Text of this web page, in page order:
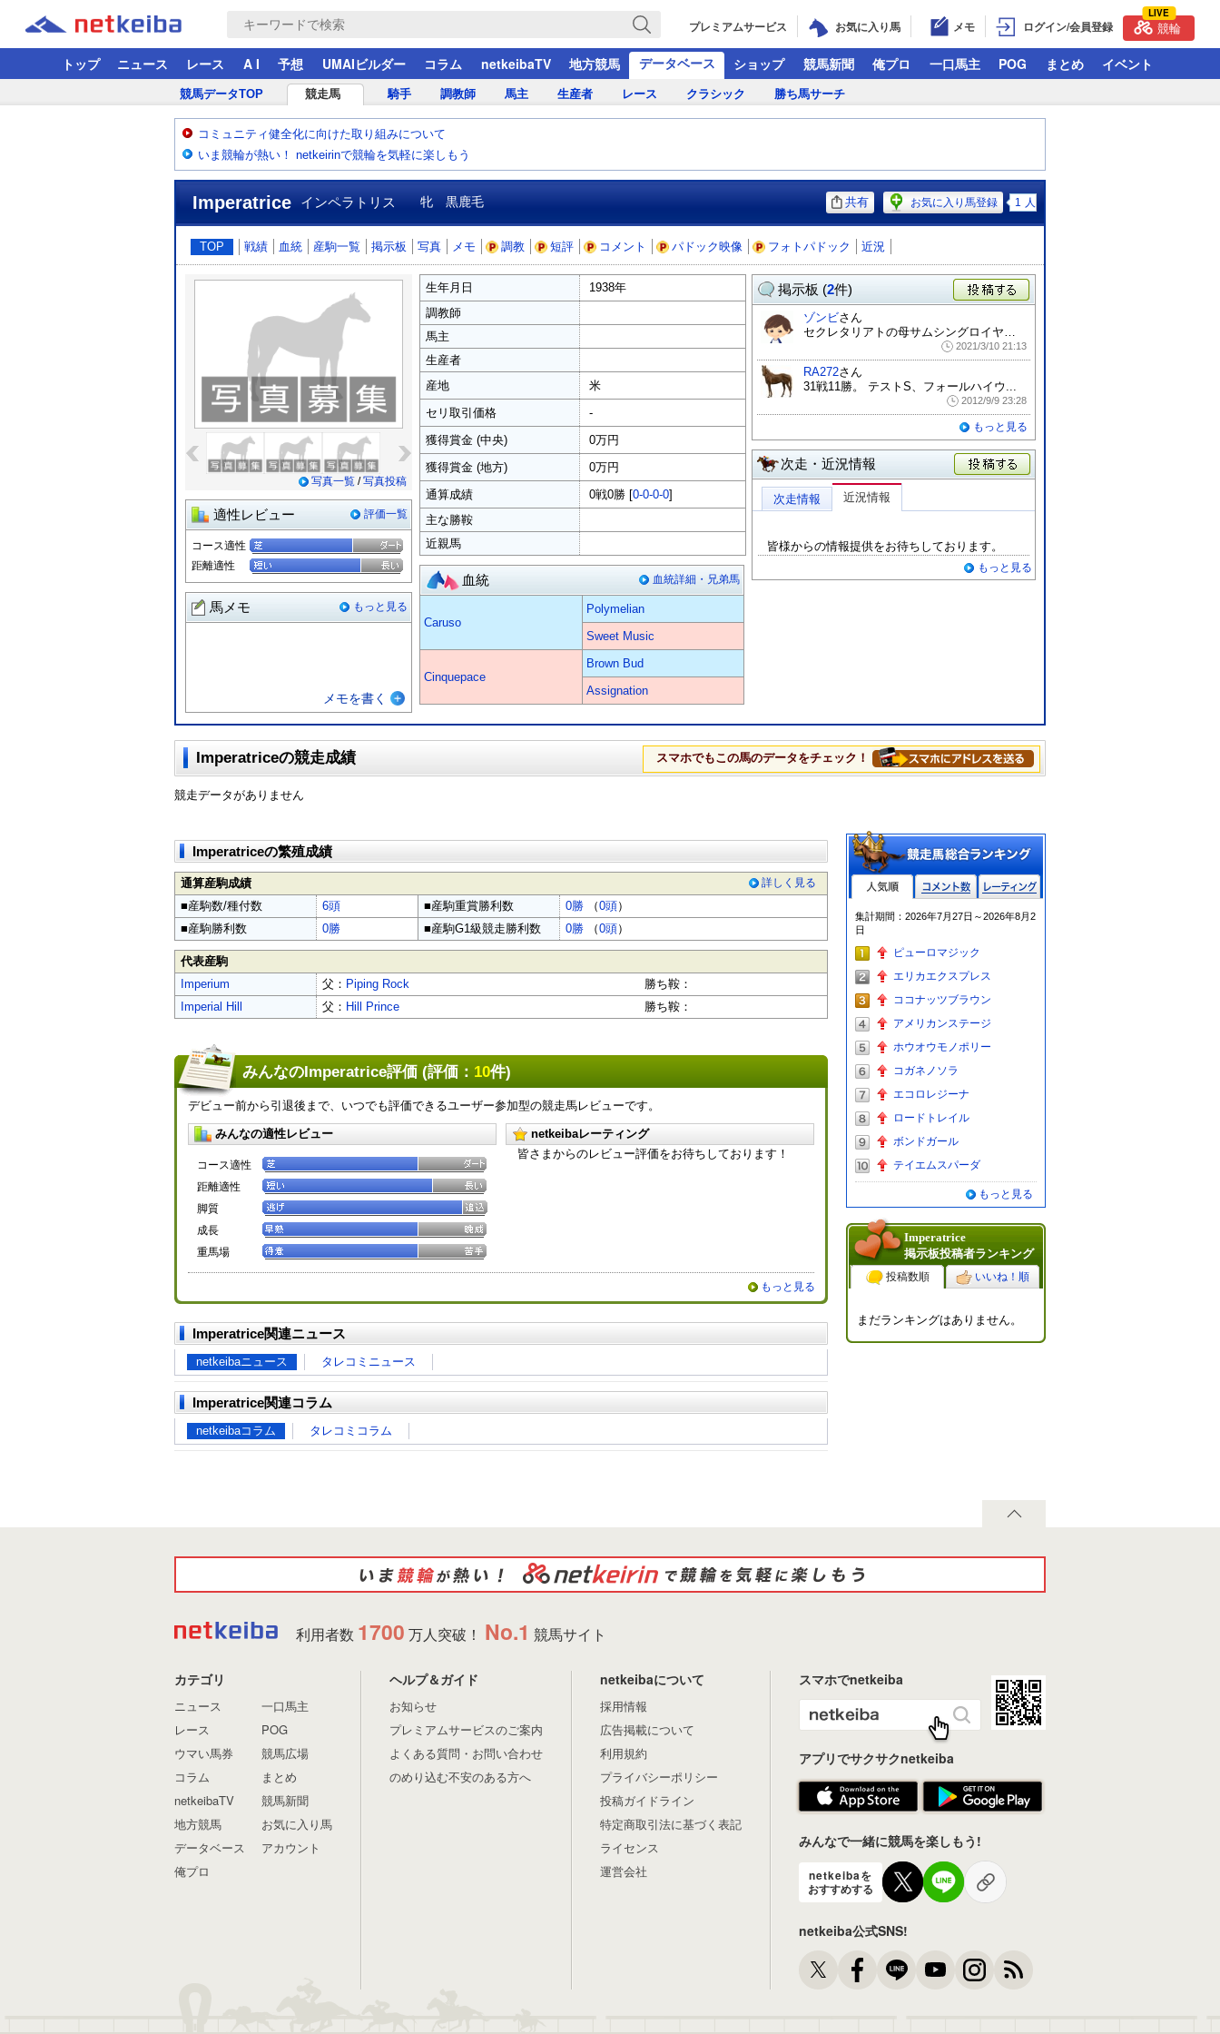
プレミアムサービス お気に入り馬 メモ ログイン/会員登録
LIVE
競輪
トップ ニュース レース A I 予想 UMAIビルダー コラム netkeibaTV 地方競馬 データベース ショップ 競馬新聞 俺プロ 一口馬主 POG まとめ イベント
競馬データTOP 競走馬 騎手 調教師 馬主 生産者 レース クラシック 勝ち馬サーチ
コミュニティ健全化に向けた取り組みについて
いま競輪が熱い！ netkeirinで競輪を気軽に楽しもう
Imperatrice インペラトリス 牝 黒鹿毛 共有 お気に入り馬登録 1 人
X
TOP 戦績 血統 産駒一覧 掲示板 写真 メモ 調教 短評 コメント パドック映像 フォトパドック 近況
写真一覧 /写真投稿
適性レビュー 評価一覧
コース適性
距離適性
馬メモ もっと見る
メモを書く
生年月日
1938年
調教師
馬主
生産者
産地
米
セリ取引価格
-
獲得賞金 (中央)
0万円
獲得賞金 (地方)
0万円
通算成績
0戦0勝 [0-0-0-0]
主な勝鞍
近親馬
血統 血統詳細・兄弟馬
Caruso
Polymelian
Sweet Music
Cinquepace
Brown Bud
Assignation
掲示板 (2件)
投稿する
ゾンビさん
セクレタリアトの母サムシングロイヤルの母...
2021/3/10 21:13
RA272さん
31戦11勝。 テストS、フォールハイウ...
2012/9/9 23:28
もっと見る
次走・近況情報
次走情報 近況情報
皆様からの情報提供をお待ちしております。
もっと見る
Imperatriceの競走成績 スマホでもこの馬のデータをチェック！
競走データがありません
Imperatriceの繁殖成績
通算産駒成績 詳しく見る
■産駒数/種付数 6頭 ■産駒重賞勝利数 0勝 （0頭）
■産駒勝利数
0勝 ■産駒G1級競走勝利数 0勝 （0頭）
代表産駒
Imperium
父： Piping Rock
勝ち鞍：
Imperial Hill
父： Hill Prince 勝ち鞍：
みんなのImperatrice評価 (評価： 10件)
デビュー前から引退後まで、いつでも評価できるユーザー参加型の競走馬レビューです。
みんなの適性レビュー
コース適性
距離適性
脚質
成長
重馬場
netkeibaレーティング
皆さまからのレビュー評価をお待ちしております！
もっと見る
Imperatrice関連ニュース
netkeibaニュース タレコミニュース
Imperatrice関連コラム
netkeibaコラム タレコミコラム
グ
集計期間：2026年7月27日～2026年8月2
日
ピューロマジック
エリカエクスプレス
ココナッツブラウン
アメリカンステージ
ホウオウモノポリー
コガネノソラ
エコロレジーナ
ロードトレイル
ボンドガール
テイエムスパーダ
もっと見る
Imperatrice
掲示板投稿者ランキング
投稿数順 いいね！順
まだランキングはありません。
利用者数 1700 万人突破！ No.1 競馬サイト
カテゴリ
ニュース
レース
ウマい馬券
コラム
netkeibaTV
地方競馬
データベース
俺プロ
一口馬主
POG
競馬広場
まとめ
競馬新聞
お気に入り馬
アカウント
ヘルプ＆ガイド
お知らせ
プレミアムサービスのご案内
よくある質問・お問い合わせ
のめり込む不安のある方へ
netkeibaについて
採用情報
広告掲載について
利用規約
プライバシーポリシー
投稿ガイドライン
特定商取引法に基づく表記
ライセンス
運営会社
スマホでnetkeiba
アプリでサクサクnetkeiba
みんなで一緒に競馬を楽しもう!
netkeibaを
おすすめする
netkeiba公式SNS!